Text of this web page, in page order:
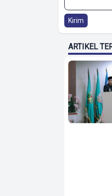
Kirim
ARTIKEL